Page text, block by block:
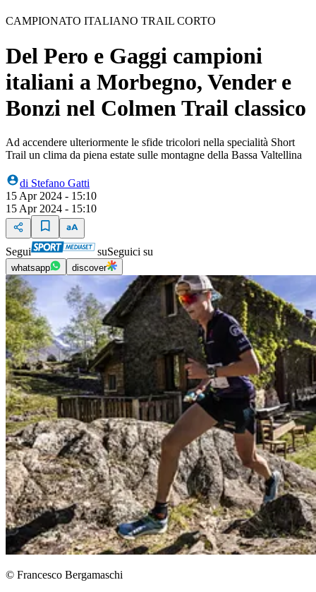
CAMPIONATO ITALIANO TRAIL CORTO
Del Pero e Gaggi campioni
italiani a Morbegno, Vender e
Bonzi nel Colmen Trail classico
Ad accendere ulteriormente le sfide tricolori nella specialità Short
Trail un clima da piena estate sulle montagne della Bassa Valtellina
di Stefano Gatti
15 Apr 2024 - 15:10
15 Apr 2024 - 15:10
Segui suSeguici su
whatsapp discover
© Francesco Bergamaschi